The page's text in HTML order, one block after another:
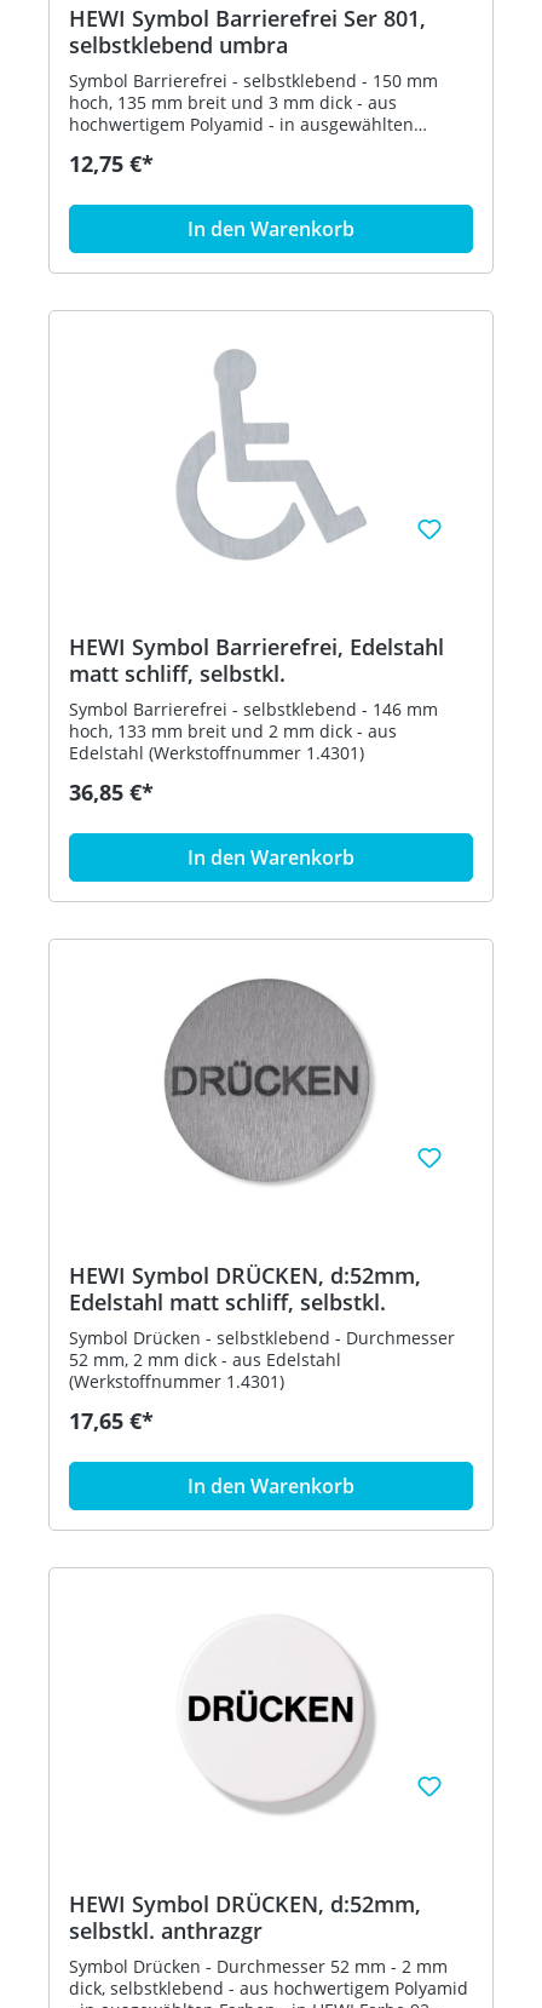
HEWI Symbol Barrierefrei Ser 801,
selbstklebend umbra
Symbol Barrierefrei - selbstklebend - 150 mm
hoch, 135 mm breit und 3 mm dick - aus
hochwertigem Polyamid - in ausgewählten
12,75 €*
In den Warenkorb
HEWI Symbol Barrierefrei, Edelstahl
matt schliff, selbstkl.
Symbol Barrierefrei - selbstklebend - 146 mm
hoch, 133 mm breit und 2 mm dick - aus
Edelstahl (Werkstoffnummer 1.4301)
36,85 €*
In den Warenkorb
HEWI Symbol DRÜCKEN, d:52mm,
Edelstahl matt schliff, selbstkl.
Symbol Drücken - selbstklebend - Durchmesser
52 mm, 2 mm dick - aus Edelstahl
(Werkstoffnummer 1.4301)
17,65 €*
In den Warenkorb
HEWI Symbol DRÜCKEN, d:52mm,
selbstkl. anthrazgr
Symbol Drücken - Durchmesser 52 mm - 2 mm
dick, selbstklebend - aus hochwertigem Polyamid